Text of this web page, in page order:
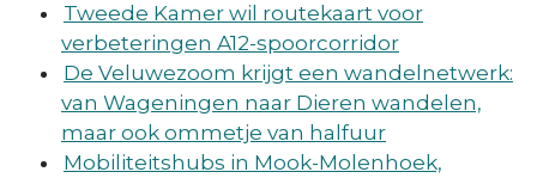
Tweede Kamer wil routekaart voor
verbeteringen A12-spoorcorridor
De Veluwezoom krijgt een wandelnetwerk:
van Wageningen naar Dieren wandelen,
maar ook ommetje van halfuur
Mobiliteitshubs in Mook-Molenhoek,